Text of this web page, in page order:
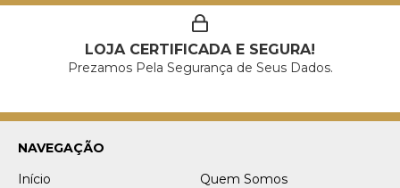
LOJA CERTIFICADA E SEGURA!
Prezamos Pela Segurança de Seus Dados.
NAVEGAÇÃO
Início
Quem Somos